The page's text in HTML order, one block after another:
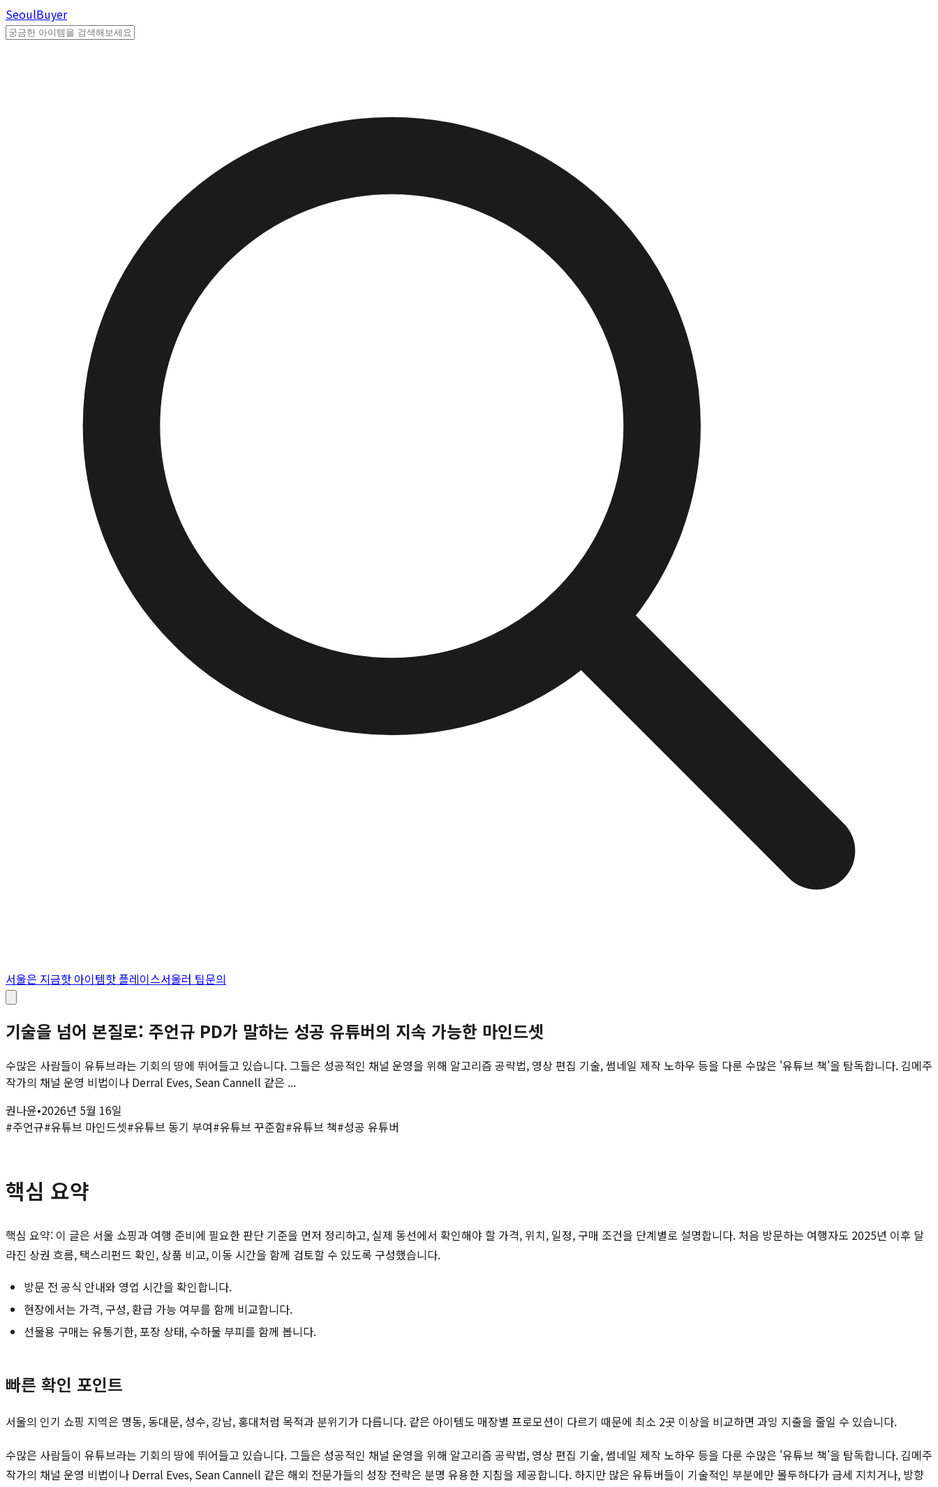
SeoulBuyer
서울은 지금핫 아이템핫 플레이스서울러 팁문의
기술을 넘어 본질로: 주언규 PD가 말하는 성공 유튜버의 지속 가능한 마인드셋
수많은 사람들이 유튜브라는 기회의 땅에 뛰어들고 있습니다. 그들은 성공적인 채널 운영을 위해 알고리즘 공략법, 영상 편집 기술, 썸네일 제작 노하우 등을 다룬 수많은 '유튜브 책'을 탐독합니다. 김메주
작가의 채널 운영 비법이나 Derral Eves, Sean Cannell 같은 ...
권나윤•2026년 5월 16일
#주언규#유튜브 마인드셋#유튜브 동기 부여#유튜브 꾸준함#유튜브 책#성공 유튜버
핵심 요약
핵심 요약: 이 글은 서울 쇼핑과 여행 준비에 필요한 판단 기준을 먼저 정리하고, 실제 동선에서 확인해야 할 가격, 위치, 일정, 구매 조건을 단계별로 설명합니다. 처음 방문하는 여행자도 2025년 이후 달
라진 상권 흐름, 택스리펀드 확인, 상품 비교, 이동 시간을 함께 검토할 수 있도록 구성했습니다.
방문 전 공식 안내와 영업 시간을 확인합니다.
현장에서는 가격, 구성, 환급 가능 여부를 함께 비교합니다.
선물용 구매는 유통기한, 포장 상태, 수하물 부피를 함께 봅니다.
빠른 확인 포인트
서울의 인기 쇼핑 지역은 명동, 동대문, 성수, 강남, 홍대처럼 목적과 분위기가 다릅니다. 같은 아이템도 매장별 프로모션이 다르기 때문에 최소 2곳 이상을 비교하면 과잉 지출을 줄일 수 있습니다.
수많은 사람들이 유튜브라는 기회의 땅에 뛰어들고 있습니다. 그들은 성공적인 채널 운영을 위해 알고리즘 공략법, 영상 편집 기술, 썸네일 제작 노하우 등을 다룬 수많은 '유튜브 책'을 탐독합니다. 김메주
작가의 채널 운영 비법이나 Derral Eves, Sean Cannell 같은 해외 전문가들의 성장 전략은 분명 유용한 지침을 제공합니다. 하지만 많은 유튜버들이 기술적인 부분에만 몰두하다가 금세 지치거나, 방향